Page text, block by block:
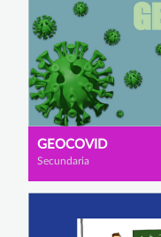
GEOCOVID
Secundaria